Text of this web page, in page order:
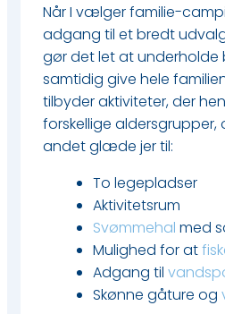
Når I vælger familie-
adgang til et bredt
gør det let at underholde
samtidig give hele
tilbyder aktiviteter, der
forskellige aldersgrupper,
andet glæde jer til:​
​To legepladser
​Aktivitetsrum
Svømmehal med
​Mulighed for at
​Adgang til
​Skønne gåture og